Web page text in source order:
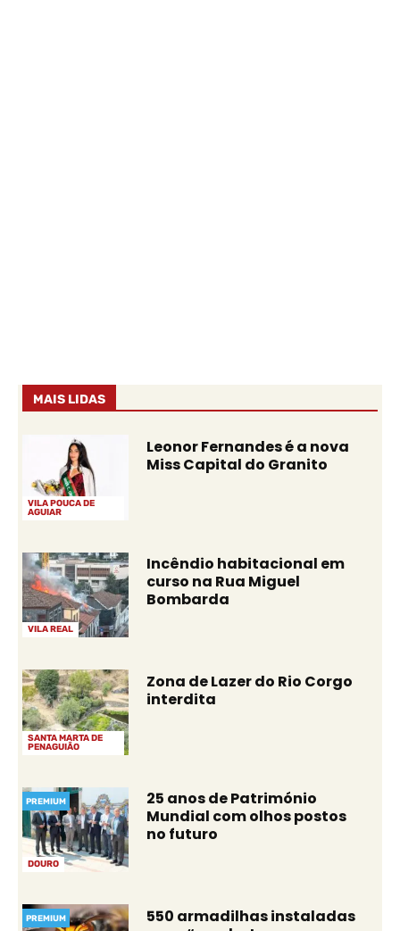
MAIS LIDAS
VILA POUCA DE
AGUIAR
Leonor Fernandes é a nova
Miss Capital do Granito
VILA REAL
Incêndio habitacional em
curso na Rua Miguel
Bombarda
SANTA MARTA DE
PENAGUIÃO
Zona de Lazer do Rio Corgo
interdita
DOURO
PREMIUM
25 anos de Património
Mundial com olhos postos
no futuro
PREMIUM
550 armadilhas instaladas